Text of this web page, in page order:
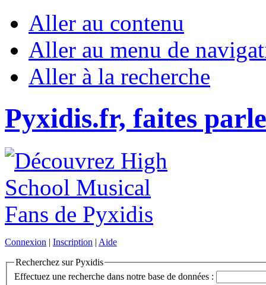
Aller au contenu
Aller au menu de
Aller à la recherche
Pyxidis.fr, faites
Connexion | Inscription | Aide
Recherchez sur Pyxidis
Effectuez une recherche dans notre base de données :